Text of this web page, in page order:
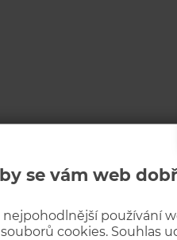
se vám web
nejpohodlnější používání
souborů cookies. Souhlas